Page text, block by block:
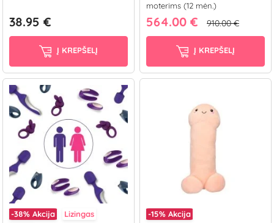
38.95 €
Į KREPŠELĮ
moterims (12 mėn.)
564.00 € 910.00 €
Į KREPŠELĮ
-38% Akcija
Lizingas
-15% Akcija